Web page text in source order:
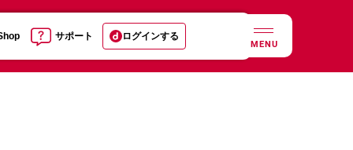
サポート ログインする
MENU